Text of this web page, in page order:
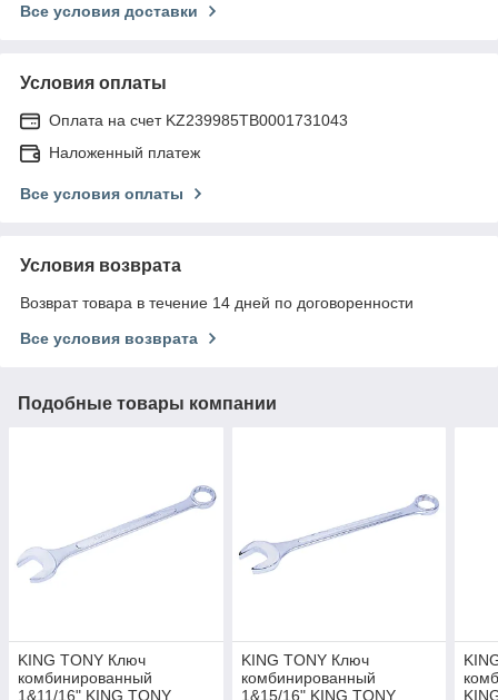
Все условия доставки
Условия оплаты
Оплата на счет KZ239985TB0001731043
Наложенный платеж
Все условия оплаты
Условия возврата
Возврат товара в течение 14 дней по договоренности
Все условия возврата
Подобные товары компании
KING TONY Ключ
комбинированный
1&11/16" KING TONY
KING TONY Ключ
комбинированный
1&15/16" KING TONY